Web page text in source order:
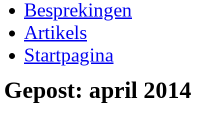
Besprekingen
Artikels
Startpagina
Gepost: april 2014